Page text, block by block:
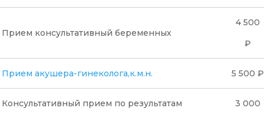
Прием консультативный беременных
4 500
₽
Прием акушера-гинеколога,к.м.н. 5 500 ₽
Консультативный прием по результатам
3 000